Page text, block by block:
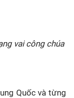
vai công chúa
Quốc và từng